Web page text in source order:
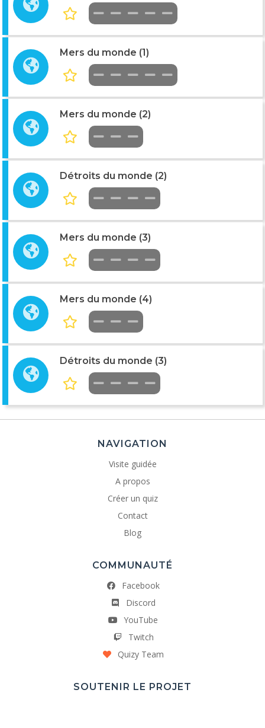
Mers du monde (1)
Mers du monde (2)
Détroits du monde (2)
Mers du monde (3)
Mers du monde (4)
Détroits du monde (3)
NAVIGATION
Visite guidée
A propos
Créer un quiz
Contact
Blog
COMMUNAUTÉ
Facebook
Discord
YouTube
Twitch
Quizy Team
SOUTENIR LE PROJET